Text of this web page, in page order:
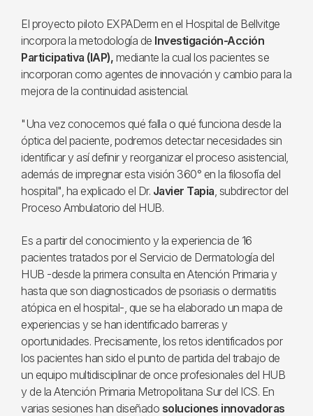
El proyecto piloto EXPADerm en el Hospital de Bellvitge
incorpora la metodología de Investigación-Acción
Participativa (IAP), mediante la cual los pacientes se
incorporan como agentes de innovación y cambio para la
mejora de la continuidad asistencial.
"Una vez conocemos qué falla o qué funciona desde la
óptica del paciente, podremos detectar necesidades sin
identificar y así definir y reorganizar el proceso asistencial,
además de impregnar esta visión 360° en la filosofía del
hospital", ha explicado el Dr. Javier Tapia, subdirector del
Proceso Ambulatorio del HUB.
Es a partir del conocimiento y la experiencia de 16
pacientes tratados por el Servicio de Dermatología del
HUB -desde la primera consulta en Atención Primaria y
hasta que son diagnosticados de psoriasis o dermatitis
atópica en el hospital-, que se ha elaborado un mapa de
experiencias y se han identificado barreras y
oportunidades. Precisamente, los retos identificados por
los pacientes han sido el punto de partida del trabajo de
un equipo multidisciplinar de once profesionales del HUB
y de la Atención Primaria Metropolitana Sur del ICS. En
varias sesiones han diseñado soluciones innovadoras